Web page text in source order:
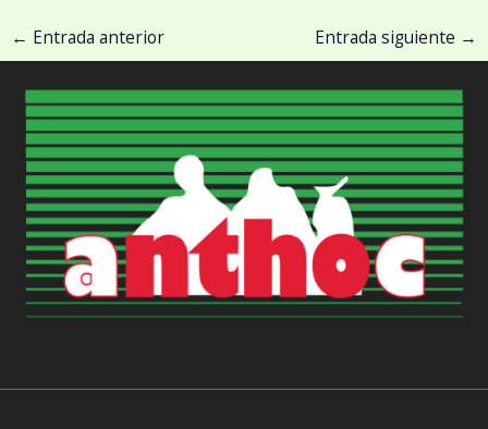
← Entrada anterior Entrada siguiente →